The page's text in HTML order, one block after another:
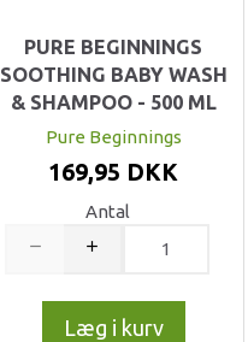
PURE BEGINNINGS
SOOTHING BABY WASH
& SHAMPOO - 500 ML
Pure Beginnings
169,95 DKK
Antal
Læg i kurv